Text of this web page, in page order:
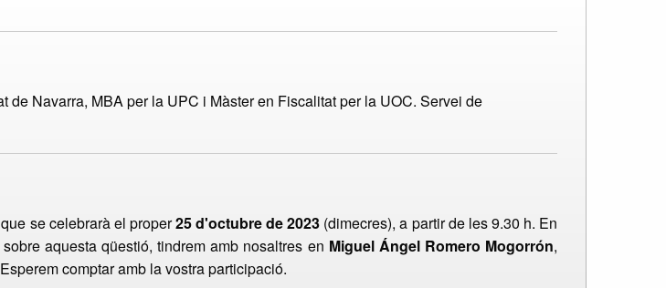
Navarra, MBA per la UPC i Màster en Fiscalitat per la UOC. Servei de
se celebrarà el proper25 d'octubre de 2023 (dimecres), a partir de les 9.30 h. En
aquesta qüestió, tindrem amb nosaltres en Miguel Ángel Romero Mogorrón,
comptar amb la vostra participació.